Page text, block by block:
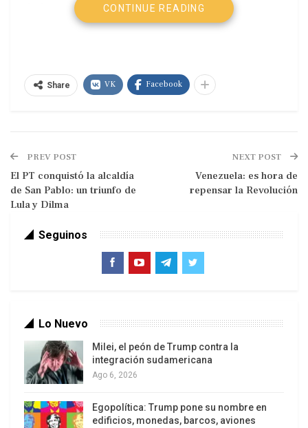
de la oposición en las emblemáticas comunas
capitalinas de Santiago y Providencia,
desde los movimientos sociales y ciudadanos,
fue de hecho el símbolo de los comicios por
confirmar su victoria. “Ha triunfado el odio”,
replicó el derrotado alcalde, Cristián Labbe, ex
guardaespaldas del dictador Augusto Pinochet.
El oficialismo, que enfrentará comicios
legislativos y presidenciales en 2013, obtuvo
CONTINUE READING
Share VK Facebook
PREV POST
El PT conquistó la alcaldía
de San Pablo: un triunfo de
Lula y Dilma
NEXT POST
Venezuela: es hora de
repensar la Revolución
Seguinos
Lo Nuevo
Milei, el peón de Trump contra la
integración sudamericana
Ago 6, 2026
Egopolítica: Trump pone su nombre en
edificios, monedas, barcos, aviones